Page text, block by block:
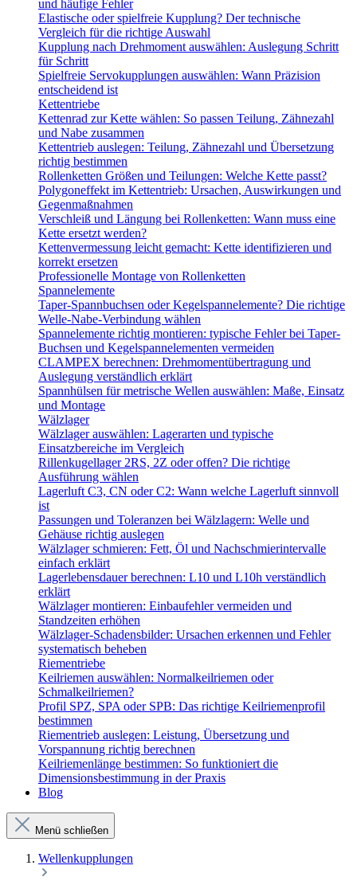
und häufige Fehler
Elastische oder spielfreie Kupplung? Der technische
Vergleich für die richtige Auswahl
Kupplung nach Drehmoment auswählen: Auslegung Schritt
für Schritt
Spielfreie Servokupplungen auswählen: Wann Präzision
entscheidend ist
Kettentriebe
Kettenrad zur Kette wählen: So passen Teilung, Zähnezahl
und Nabe zusammen
Kettentrieb auslegen: Teilung, Zähnezahl und Übersetzung
richtig bestimmen
Rollenketten Größen und Teilungen: Welche Kette passt?
Polygoneffekt im Kettentrieb: Ursachen, Auswirkungen und
Gegenmaßnahmen
Verschleiß und Längung bei Rollenketten: Wann muss eine
Kette ersetzt werden?
Kettenvermessung leicht gemacht: Kette identifizieren und
korrekt ersetzen
Professionelle Montage von Rollenketten
Spannelemente
Taper-Spannbuchsen oder Kegelspannelemente? Die richtige
Welle-Nabe-Verbindung wählen
Spannelemente richtig montieren: typische Fehler bei Taper-
Buchsen und Kegelspannelementen vermeiden
CLAMPEX berechnen: Drehmomentübertragung und
Auslegung verständlich erklärt
Spannhülsen für metrische Wellen auswählen: Maße, Einsatz
und Montage
Wälzlager
Wälzlager auswählen: Lagerarten und typische
Einsatzbereiche im Vergleich
Rillenkugellager 2RS, 2Z oder offen? Die richtige
Ausführung wählen
Lagerluft C3, CN oder C2: Wann welche Lagerluft sinnvoll
ist
Passungen und Toleranzen bei Wälzlagern: Welle und
Gehäuse richtig auslegen
Wälzlager schmieren: Fett, Öl und Nachschmierintervalle
einfach erklärt
Lagerlebensdauer berechnen: L10 und L10h verständlich
erklärt
Wälzlager montieren: Einbaufehler vermeiden und
Standzeiten erhöhen
Wälzlager-Schadensbilder: Ursachen erkennen und Fehler
systematisch beheben
Riementriebe
Keilriemen auswählen: Normalkeilriemen oder
Schmalkeilriemen?
Profil SPZ, SPA oder SPB: Das richtige Keilriemenprofil
bestimmen
Riementrieb auslegen: Leistung, Übersetzung und
Vorspannung richtig berechnen
Keilriemenlänge bestimmen: So funktioniert die
Dimensionsbestimmung in der Praxis
Blog
Menü schließen
Wellenkupplungen